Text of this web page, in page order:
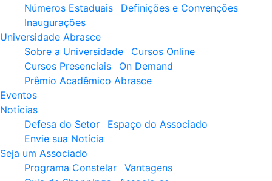
Números Estaduais
Definições e Convenções
Inaugurações
Universidade Abrasce
Sobre a Universidade
Cursos Online
Cursos Presenciais
On Demand
Prêmio Acadêmico Abrasce
Eventos
Notícias
Defesa do Setor
Espaço do Associado
Envie sua Notícia
Seja um Associado
Programa Constelar
Vantagens